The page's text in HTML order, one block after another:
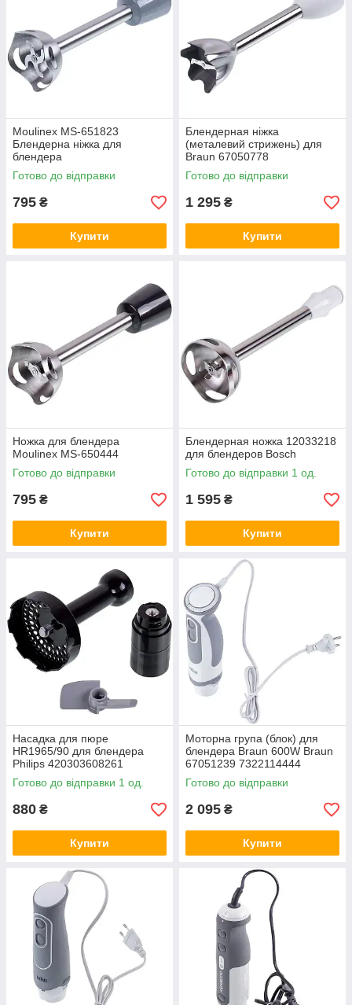
Moulinex MS-651823
Блендерна ніжка для
блендера
Готово до відправки
795 ₴
Купити
Блендерная ніжка
(металевий стрижень) для
Braun 67050778
Готово до відправки
1 295 ₴
Купити
Ножка для блендера
Moulinex MS-650444
Готово до відправки
795 ₴
Купити
Блендерная ножка 12033218
для блендеров Bosch
Готово до відправки 1 од.
1 595 ₴
Купити
Насадка для пюре
HR1965/90 для блендера
Philips 420303608261
Готово до відправки 1 од.
880 ₴
Купити
Моторна група (блок) для
блендера Braun 600W Braun
67051239 7322114444
Готово до відправки
2 095 ₴
Купити